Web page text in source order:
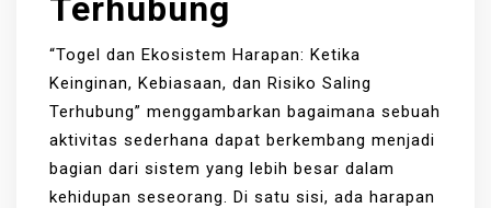
“Togel dan Ekosistem Harapan: Ketika
Keinginan, Kebiasaan, dan Risiko Saling
Terhubung” menggambarkan bagaimana sebuah
aktivitas sederhana dapat berkembang menjadi
bagian dari sistem yang lebih besar dalam
kehidupan seseorang. Di satu sisi, ada harapan